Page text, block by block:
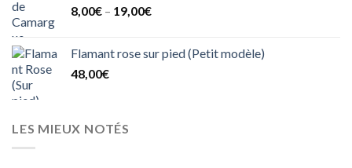
8,00€ – 19,00€
Flamant rose sur pied (Petit modèle)
48,00€
LES MIEUX NOTÉS